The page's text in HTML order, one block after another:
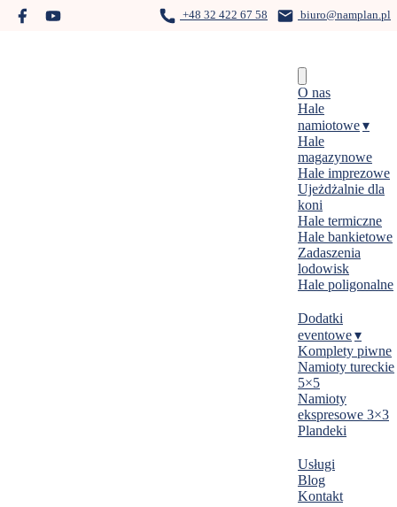
Skip
+48 32 422 67 58 biuro@namplan.pl
O nas
Hale
namiotowe
Hale
magazynowe
Hale imprezowe
Ujeżdżalnie dla
koni
Hale termiczne
Hale bankietowe
Zadaszenia
lodowisk
Hale poligonalne
Dodatki
eventowe
Komplety piwne
Namioty tureckie
5×5
Namioty
ekspresowe 3×3
Plandeki
Usługi
Blog
Kontakt